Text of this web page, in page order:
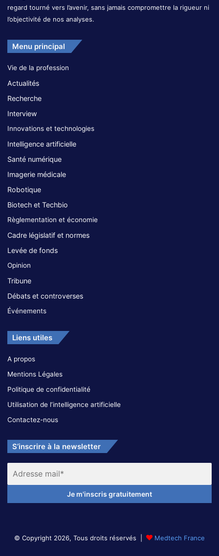
regard tourné vers l’avenir, sans jamais compromettre la rigueur ni
l’objectivité de nos analyses.
Menu principal
Vie de la profession
Actualités
Recherche
Interview
Innovations et technologies
Intelligence artificielle
Santé numérique
Imagerie médicale
Robotique
Biotech et Techbio
Règlementation et économie
Cadre législatif et normes
Levée de fonds
Opinion
Tribune
Débats et controverses
Événements
Liens utiles
A propos
Mentions Légales
Politique de confidentialité
Utilisation de l’intelligence artificielle
Contactez-nous
S’inscrire à la newsletter
© Copyright 2026, Tous droits réservés | Medtech France